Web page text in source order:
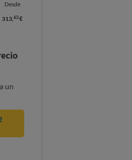
Desde
313,63€
un